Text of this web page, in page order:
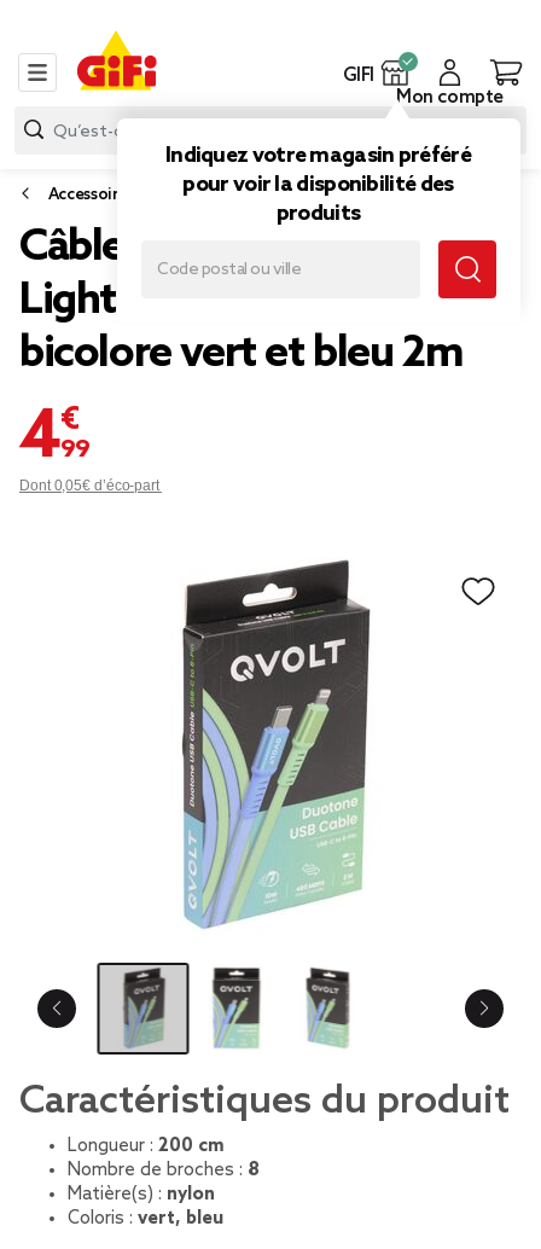
GIFI
Indiquez votre magasin préféré
pour voir la disponibilité des
produits
Mon compte
Accessoires smartphone et tablette
Câble USB-C vers
Lightning charge rapide
bicolore vert et bleu 2m
4,99 €
Dont 0,05€ d’éco-part
Caractéristiques du produit
Longueur : 200 cm
Nombre de broches : 8
Matière(s) : nylon
Coloris : vert, bleu